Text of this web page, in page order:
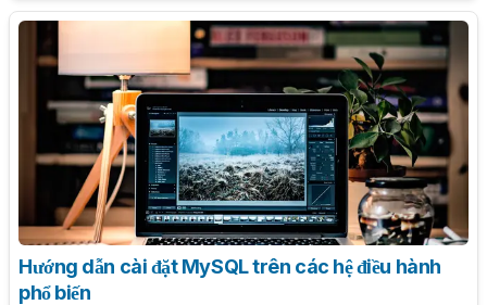
Hướng dẫn cài đặt MySQL trên các hệ điều hành
phổ biến